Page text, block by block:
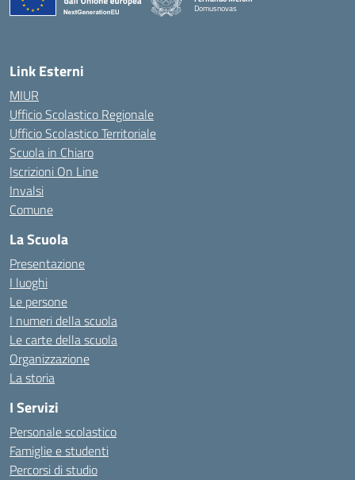
Domusnovas
Link Esterni
MIUR
Ufficio Scolastico Regionale
Ufficio Scolastico Territoriale
Scuola in Chiaro
Iscrizioni On Line
Invalsi
Comune
La Scuola
Presentazione
I luoghi
Le persone
I numeri della scuola
Le carte della scuola
Organizzazione
La storia
I Servizi
Personale scolastico
Famiglie e studenti
Percorsi di studio